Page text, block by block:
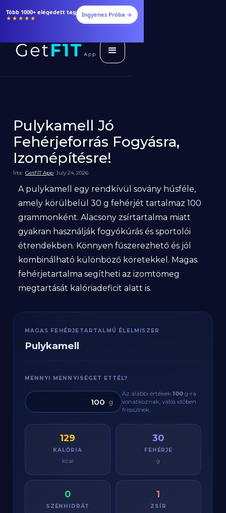
Több 1000+ elégedett tag
★★★★★ Ingyenes Próba →
Pulykamell Jó
Fehérjeforrás Fogyásra,
Izomépítésre!
Írta: GetFIT App July 24, 2026
A pulykamell egy rendkívül sovány húsféle,
amely körülbelül 30 g fehérjét tartalmaz 100
grammonként. Alacsony zsírtartalma miatt
gyakran használják fogyókúrás és sportolói
étrendekben. Könnyen fűszerezhető és jól
kombinálható különböző köretekkel. Magas
fehérjetartalma segítheti az izomtömeg
megtartását kalóriadeficit alatt is.
MAGAS FEHÉRJETARTALMÚ ÉLELMISZER
Pulykamell
MENNYI MENNYISÉGET ETTÉL?
g
Az alábbi értékek 100 g-ra
vonatkoznak, valós időben
frissülnek.
129
KALÓRIA
kcal
30
FEHÉRJE
g
0
SZÉNHIDRÁT
1
ZSÍR